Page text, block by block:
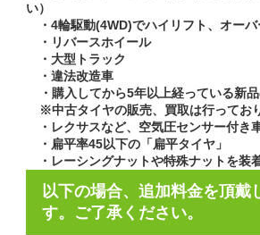
い）
・4輪駆動(4WD)でハイリフト、オー
・リバースホイール
・大型トラック
・違法改造車
・ 購入してから5年以上経っている新
※中古タイヤの販売、買取は行ってお
・レクサスなど、空気圧センサー付き
・扁平率45以下の「扁平タイヤ」
・レーシングナットや特殊ナットを装
以下の場合、追加料金を頂戴
す。ご了承ください。